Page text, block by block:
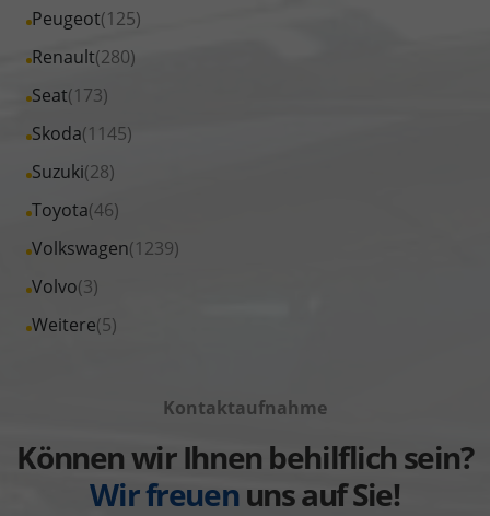
anzeigen
Nissan
anzeigen
Fahrzeuge
Opel
anzeigen
Peugeot(125)
Alle
Fahrzeuge
Peugeot
anzeigen
Renault(280)
Alle
Fahrzeuge
Renault
anzeigen
Seat(173)
Alle
Fahrzeuge
Seat
anzeigen
Skoda(1145)
Alle
Fahrzeuge
Skoda
anzeigen
Suzuki(28)
Alle
Fahrzeuge
Suzuki
anzeigen
Toyota(46)
Alle
Fahrzeuge
Toyota
anzeigen
Volkswagen(1239)
Alle
Fahrzeuge
Volkswagen
Volvo(3)
Alle
Fahrzeuge
Weitere(5)
Alle
anzeigen
Kontaktaufnahme
Können wir Ihnen behilflich sein?
Wir freuenuns auf Sie!